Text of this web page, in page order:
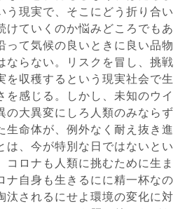
う現実で、そこにどう折り合い
けていくのか悩みどころでもあ
って気候の良いときに良い品物
ならない。リスクを冒し、挑戦
を収穫するという現実社会で生
を感じる。しかし、未知のウイ
の大異変にしろ人類のみならず
生命体が、例外なく耐え抜き進
は、今が特別な日ではないとい
コロナも人類に挑むために生ま
ナ自身も生きるにに精一杯なの
汰されるにせよ環境の変化に対